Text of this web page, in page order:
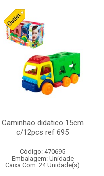
Caminhao didatico 15cm
c/12pcs ref 695
Código: 470695
Embalagem: Unidade
Caixa Com: 24 Unidade(s)